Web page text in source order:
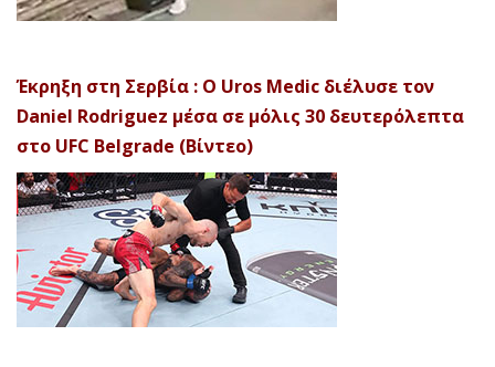
Έκρηξη στη Σερβία : Ο Uros Medic διέλυσε τον
Daniel Rodriguez μέσα σε μόλις 30 δευτερόλεπτα
στο UFC Belgrade (Βίντεο)